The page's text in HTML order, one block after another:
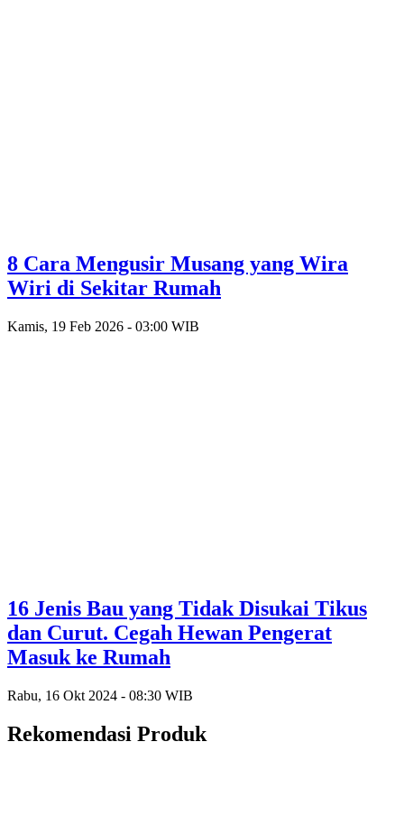
8 Cara Mengusir Musang yang Wira
Wiri di Sekitar Rumah
Kamis, 19 Feb 2026 - 03:00 WIB
16 Jenis Bau yang Tidak Disukai Tikus
dan Curut. Cegah Hewan Pengerat
Masuk ke Rumah
Rabu, 16 Okt 2024 - 08:30 WIB
Rekomendasi Produk